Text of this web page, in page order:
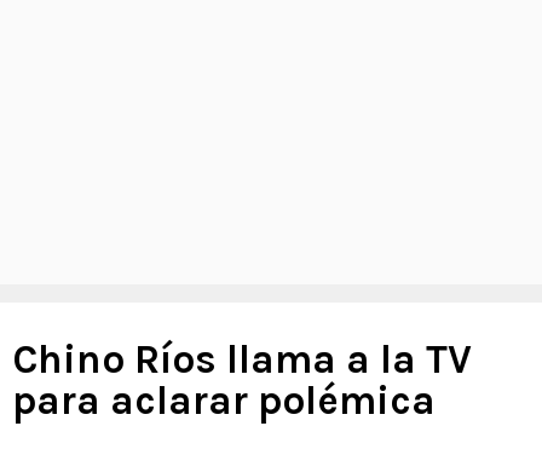
Chino Ríos llama a la TV
para aclarar polémica